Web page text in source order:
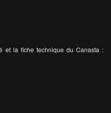
et la fiche technique du Canasta :